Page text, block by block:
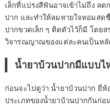
เล็กที่แปรงสีฟันอาจเข้าไม่ถึง ล
ปาก และทำให้ลมหายใจหอมสด
ปากขวดเล็ก ๆ ติดตัวไว้ก็มี โดย
วิจารณญาณของแต่ละคนเป็นหลั
น้ำยาบ้วนปากมีแบบไ
ก่อนจะไปดูว่า น้ำยาบ้วนปาก ยี่ห้
ประเภทของน้ำยาบ้วนปากกันก่อ